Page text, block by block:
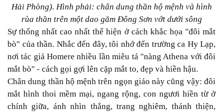
Hải Phòng). Hình phải: chân dung thần hộ mệnh và hình
rùa thần trên một dao găm Đông Sơn vớt dưới sông
Sự thống nhất cao nhất thể hiện ở cách khắc họa "đôi mắt
bò" của thần. Nhắc đến đây, tôi nhớ đến trường ca Hy Lạp,
nơi tác giả Homere nhiều lần miêu tả "nàng Athena với đôi
mắt bò" - cách gọi gợi lên cặp mắt to, đẹp và hiền hậu.
Chân dung thần hộ mệnh trên ngọn giáo này cũng vậy: đôi
mắt hình thoi mềm mại, ngang rộng, con ngươi hiền từ ở
chính giữa, ánh nhìn thẳng, trang nghiêm, thánh thiện,